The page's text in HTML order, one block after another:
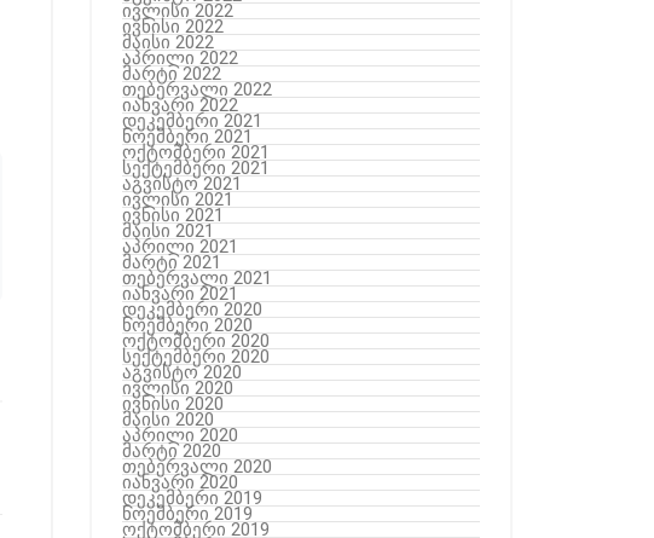
ივლისი 2022
ივნისი 2022
მაისი 2022
აპრილი 2022
მარტი 2022
თებერვალი 2022
იანვარი 2022
დეკემბერი 2021
ნოემბერი 2021
ოქტომბერი 2021
სექტემბერი 2021
აგვისტო 2021
ივლისი 2021
ივნისი 2021
მაისი 2021
აპრილი 2021
მარტი 2021
თებერვალი 2021
იანვარი 2021
დეკემბერი 2020
ნოემბერი 2020
ოქტომბერი 2020
სექტემბერი 2020
აგვისტო 2020
ივლისი 2020
ივნისი 2020
მაისი 2020
აპრილი 2020
მარტი 2020
თებერვალი 2020
იანვარი 2020
დეკემბერი 2019
ნოემბერი 2019
ოქტომბერი 2019